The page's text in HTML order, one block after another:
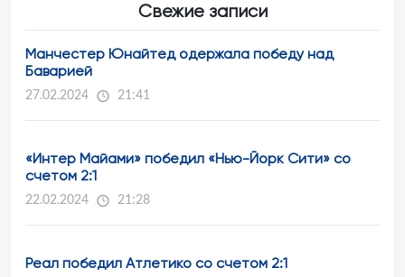
Свежие записи
Манчестер Юнайтед одержала победу над
Баварией
27.02.2024 21:41
«Интер Майами» победил «Нью-Йорк Сити» со
счетом 2:1
22.02.2024 21:28
Реал победил Атлетико со счетом 2:1